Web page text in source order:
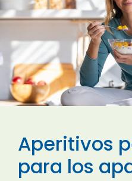
Aperitivos
para los